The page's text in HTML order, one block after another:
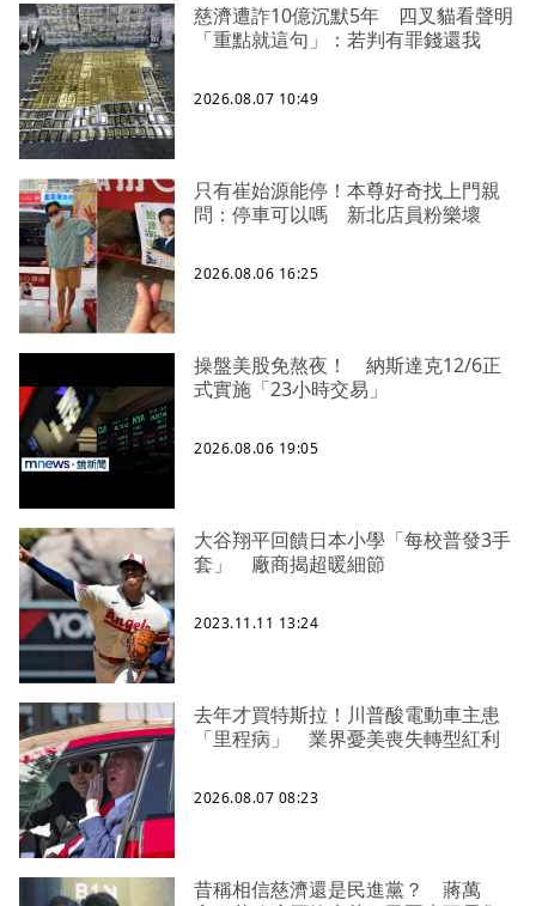
慈濟遭詐10億沉默5年 四叉貓看聲明
「重點就這句」：若判有罪錢還我
2026.08.07 10:49
只有崔始源能停！本尊好奇找上門親
問：停車可以嗎 新北店員粉樂壞
2026.08.06 16:25
操盤美股免熬夜！ 納斯達克12/6正
式實施「23小時交易」
2026.08.06 19:05
大谷翔平回饋日本小學「每校普發3手
套」 廠商揭超暖細節
2023.11.11 13:24
去年才買特斯拉！川普酸電動車主患
「里程病」 業界憂美喪失轉型紅利
2026.08.07 08:23
昔稱相信慈濟還是民進黨？ 蔣萬